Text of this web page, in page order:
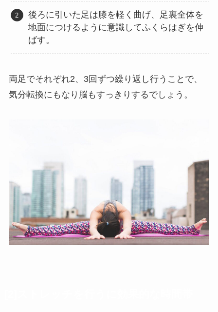
後ろに引いた足は膝を軽く曲げ、足裏全体を
地面につけるように意識してふくらはぎを伸
ばす。
両足でそれぞれ2、3回ずつ繰り返し行うことで、
気分転換にもなり脳もすっきりするでしょう。